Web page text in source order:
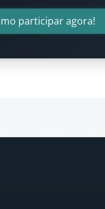
participar agora!